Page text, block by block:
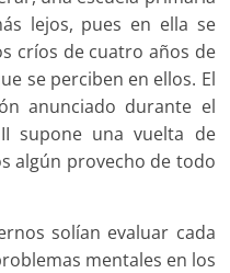
lejos, pues en ella se
críos de cuatro años de
se perciben en ellos. El
anunciado durante el
supone una vuelta de
algún provecho de todo
solían evaluar cada
mentales en los